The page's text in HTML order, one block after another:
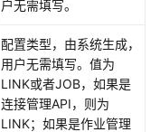
户无需填写。
配置类型，由系统生成，
用户无需填写。值为
LINK或者JOB，如果是
连接管理API，则为
LINK；如果是作业管理